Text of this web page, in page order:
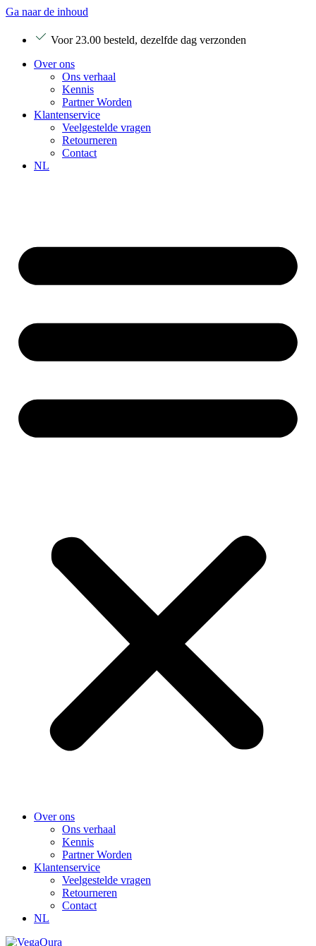
Ga naar de inhoud
Voor 23.00 besteld, dezelfde dag verzonden
Over ons
Ons verhaal
Kennis
Partner Worden
Klantenservice
Veelgestelde vragen
Retourneren
Contact
NL
Over ons
Ons verhaal
Kennis
Partner Worden
Klantenservice
Veelgestelde vragen
Retourneren
Contact
NL